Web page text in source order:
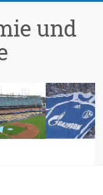
und